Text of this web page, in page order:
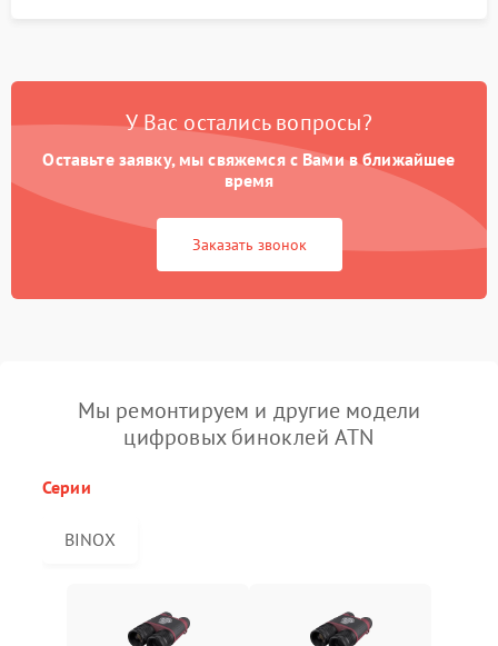
У Вас остались вопросы?
Оставьте заявку, мы свяжемся с Вами в ближайшее
время
Заказать звонок
Мы ремонтируем и другие модели
цифровых биноклей ATN
Серии
BINOX